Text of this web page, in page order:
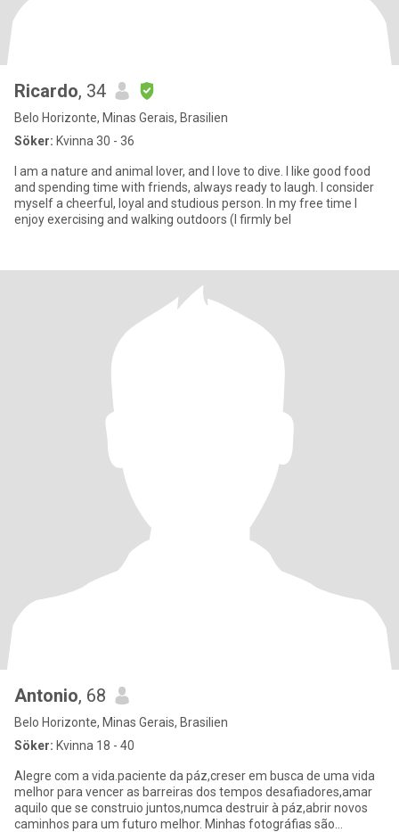
Ricardo, 34
Belo Horizonte, Minas Gerais, Brasilien
Söker: Kvinna 30 - 36
I am a nature and animal lover, and I love to dive. I like good food
and spending time with friends, always ready to laugh. I consider
myself a cheerful, loyal and studious person. In my free time I
enjoy exercising and walking outdoors (I firmly bel
Antonio, 68
Belo Horizonte, Minas Gerais, Brasilien
Söker: Kvinna 18 - 40
Alegre com a vida.paciente da páz,creser em busca de uma vida
melhor para vencer as barreiras dos tempos desafiadores,amar
aquilo que se construio juntos,numca destruir à páz,abrir novos
caminhos para um futuro melhor. Minhas fotográfias são